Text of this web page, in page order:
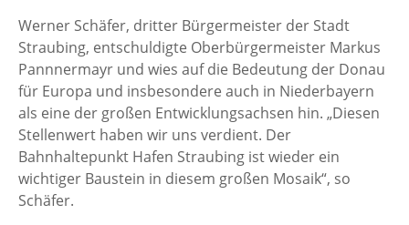
Werner Schäfer, dritter Bürgermeister der Stadt
Straubing, entschuldigte Oberbürgermeister Markus
Pannnermayr und wies auf die Bedeutung der Donau
für Europa und insbesondere auch in Niederbayern
als eine der großen Entwicklungsachsen hin. „Diesen
Stellenwert haben wir uns verdient. Der
Bahnhaltepunkt Hafen Straubing ist wieder ein
wichtiger Baustein in diesem großen Mosaik“, so
Schäfer.